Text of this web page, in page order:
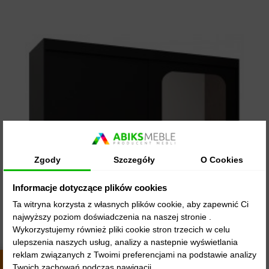
48 GODZIN
Zgody Szczegóły O Cookies
Informacje dotyczące plików cookies
Ta witryna korzysta z własnych plików cookie, aby zapewnić Ci
najwyższy poziom doświadczenia na naszej stronie .
Wykorzystujemy również pliki cookie stron trzecich w celu
ulepszenia naszych usług, analizy a nastepnie wyświetlania
reklam związanych z Twoimi preferencjami na podstawie analizy